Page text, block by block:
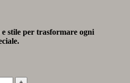
e stile per trasformare ogni